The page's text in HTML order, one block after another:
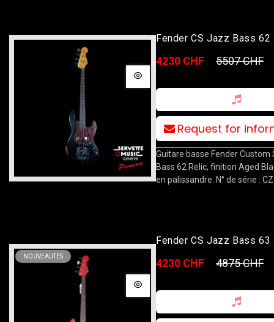
Fender CS Jazz Bass 62
4230 CHF 5507 CHF
Request for
Guitare basse Fender Custom
Bass 62 Relic, finition Aged
en palissandre. N° de série :
NOUVEAUTES
Fender CS Jazz Bass 63
4230 CHF 4875 CHF